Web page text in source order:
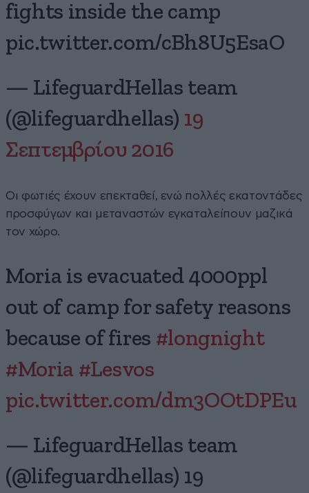
fights inside the camp
pic.twitter.com/cBh8U5EsaO
— LifeguardHellas team
(@lifeguardhellas) 19
Σεπτεμβρίου 2016
Οι φωτιές έχουν επεκταθεί, ενώ πολλές εκατοντάδες
προσφύγων και μεταναστών εγκαταλείπουν μαζικά
τον χώρο.
Moria is evacuated 4000ppl
out of camp for safety reasons
because of fires #longnight
#Moria #Lesvos
pic.twitter.com/dm3OOtDPEu
— LifeguardHellas team
(@lifeguardhellas) 19